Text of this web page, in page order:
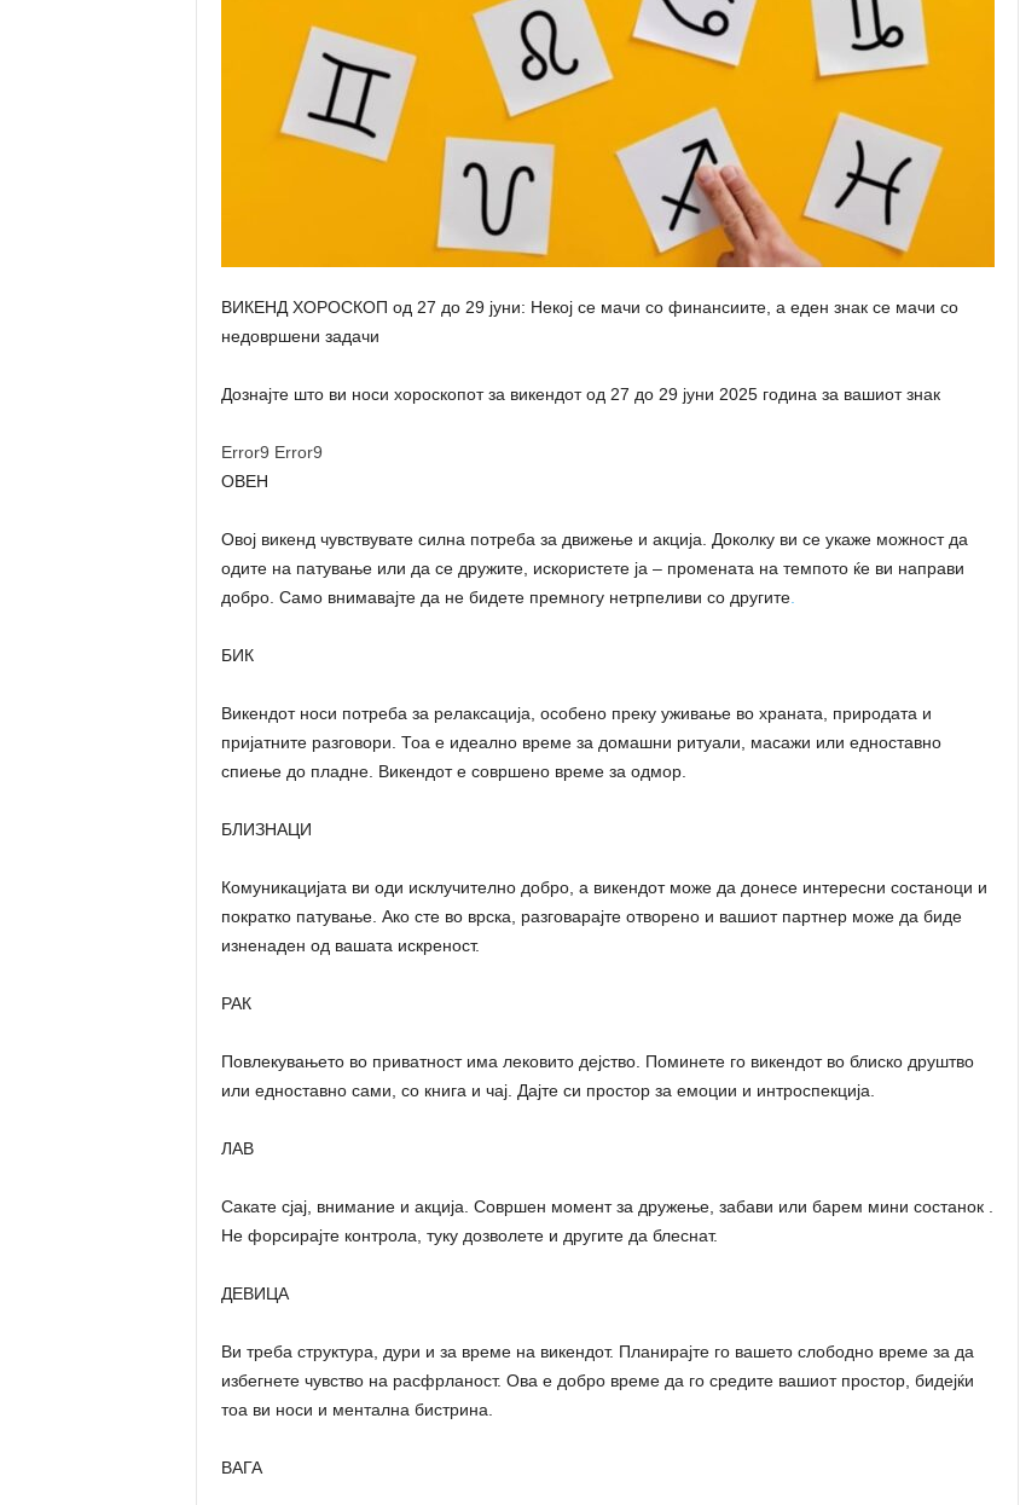
ВИКЕНД ХОРОСКОП од 27 до 29 јуни: Некој се мачи со финансиите, а еден знак се мачи со
недовршени задачи
Дознајте што ви носи хороскопот за викендот од 27 до 29 јуни 2025 година за вашиот знак
Error9 Error9
ОВЕН
Овој викенд чувствувате силна потреба за движење и акција. Доколку ви се укаже можност да
одите на патување или да се дружите, искористете ја – промената на темпото ќе ви направи
добро. Само внимавајте да не бидете премногу нетрпеливи со другите.
БИК
Викендот носи потреба за релаксација, особено преку уживање во храната, природата и
пријатните разговори. Тоа е идеално време за домашни ритуали, масажи или едноставно
спиење до пладне. Викендот е совршено време за одмор.
БЛИЗНАЦИ
Комуникацијата ви оди исклучително добро, а викендот може да донесе интересни состаноци и
пократко патување. Ако сте во врска, разговарајте отворено и вашиот партнер може да биде
изненаден од вашата искреност.
РАК
Повлекувањето во приватност има лековито дејство. Поминете го викендот во блиско друштво
или едноставно сами, со книга и чај. Дајте си простор за емоции и интроспекција.
ЛАВ
Сакате сјај, внимание и акција. Совршен момент за дружење, забави или барем мини состанок .
Не форсирајте контрола, туку дозволете и другите да блеснат.
ДЕВИЦА
Ви треба структура, дури и за време на викендот. Планирајте го вашето слободно време за да
избегнете чувство на расфрланост. Ова е добро време да го средите вашиот простор, бидејќи
тоа ви носи и ментална бистрина.
ВАГА